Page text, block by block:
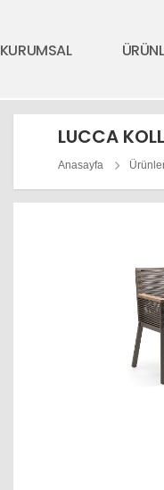
KURUMSAL
LUCCA
Anasayfa